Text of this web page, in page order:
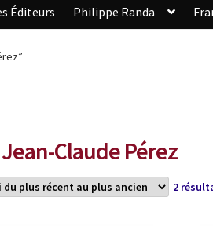
Éditeurs Philippe Randa
Claude Pérez
2